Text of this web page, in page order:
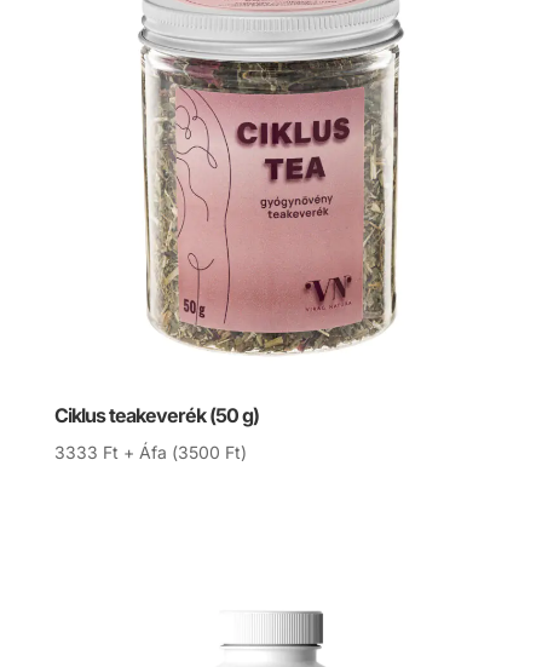
Ciklus teakeverék (50 g)
3333 Ft + Áfa (3500 Ft)